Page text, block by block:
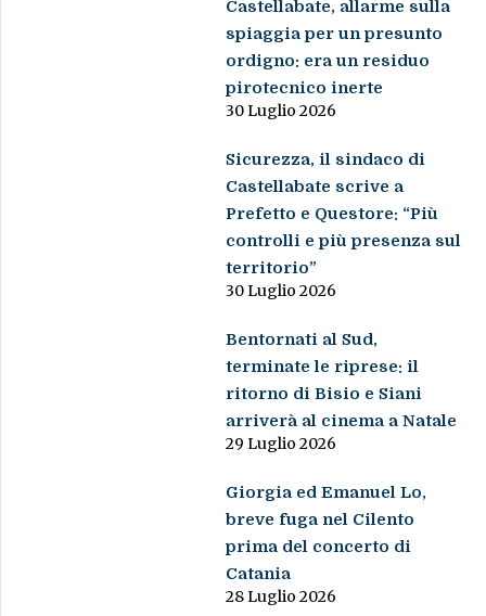
Castellabate, allarme sulla
spiaggia per un presunto
ordigno: era un residuo
pirotecnico inerte
30 Luglio 2026
Sicurezza, il sindaco di
Castellabate scrive a
Prefetto e Questore: “Più
controlli e più presenza sul
territorio”
30 Luglio 2026
Bentornati al Sud,
terminate le riprese: il
ritorno di Bisio e Siani
arriverà al cinema a Natale
29 Luglio 2026
Giorgia ed Emanuel Lo,
breve fuga nel Cilento
prima del concerto di
Catania
28 Luglio 2026